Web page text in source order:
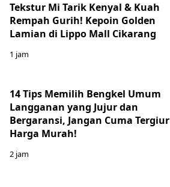
Tekstur Mi Tarik Kenyal & Kuah
Rempah Gurih! Kepoin Golden
Lamian di Lippo Mall Cikarang
1 jam
14 Tips Memilih Bengkel Umum
Langganan yang Jujur dan
Bergaransi, Jangan Cuma Tergiur
Harga Murah!
2 jam